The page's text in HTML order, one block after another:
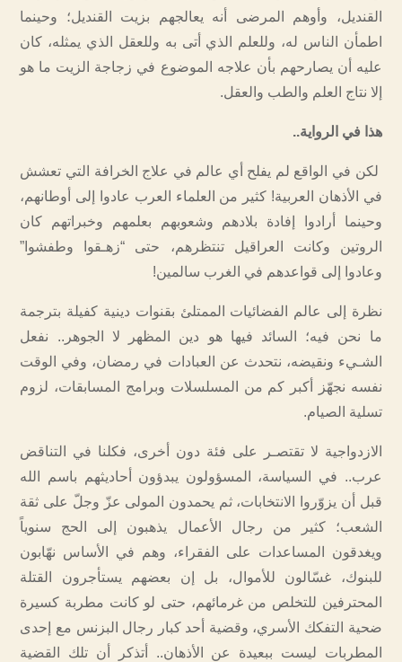
القنديل، وأوهم المرضى أنه يعالجهم بزيت القنديل؛ وحينما
اطمأن الناس له، وللعلم الذي أتى به وللعقل الذي يمثله، كان
عليه أن يصارحهم بأن علاجه الموضوع في زجاجة الزيت ما هو
إلا نتاج العلم والطب والعقل.
هذا في الرواية..
لكن في الواقع لم يفلح أي عالم في علاج الخرافة التي تعشش
في الأذهان العربية! كثير من العلماء العرب عادوا إلى أوطانهم،
وحينما أرادوا إفادة بلادهم وشعوبهم بعلمهم وخبراتهم كان
الروتين وكانت العراقيل تنتظرهم، حتى “زهـقوا وطفشوا”
وعادوا إلى قواعدهم في الغرب سالمين!
نظرة إلى عالم الفضائيات الممتلئ بقنوات دينية كفيلة بترجمة
ما نحن فيه؛ السائد فيها هو دين المظهر لا الجوهر.. نفعل
الشـيء ونقيضه، نتحدث عن العبادات في رمضان، وفي الوقت
نفسه نجهّز أكبر كم من المسلسلات وبرامج المسابقات، لزوم
تسلية الصيام.
الازدواجية لا تقتصـر على فئة دون أخرى، فكلنا في التناقض
عرب.. في السياسة، المسؤولون يبدؤون أحاديثهم باسم الله
قبل أن يزوّروا الانتخابات، ثم يحمدون المولى عزّ وجلّ على ثقة
الشعب؛ كثير من رجال الأعمال يذهبون إلى الحج سنوياً
ويغدقون المساعدات على الفقراء، وهم في الأساس نهّابون
للبنوك، غسّالون للأموال، بل إن بعضهم يستأجرون القتلة
المحترفين للتخلص من غرمائهم، حتى لو كانت مطربة كسيرة
ضحية التفكك الأسري، وقضية أحد كبار رجال البزنس مع إحدى
المطربات ليست ببعيدة عن الأذهان.. أتذكر أن تلك القضية